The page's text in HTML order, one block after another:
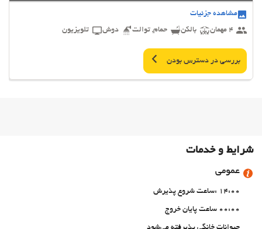
مشاهده جزئیات
4 مهمان
بالکن حمام, توالت دوش تلویزیون
بررسی در دسترس بودن
شرایط و خدمات
عمومی
14:00 :ساعت شروع پذیرش
00:00 ساعت پایان خروج